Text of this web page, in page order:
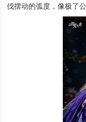
伐摆动的弧度，像极了